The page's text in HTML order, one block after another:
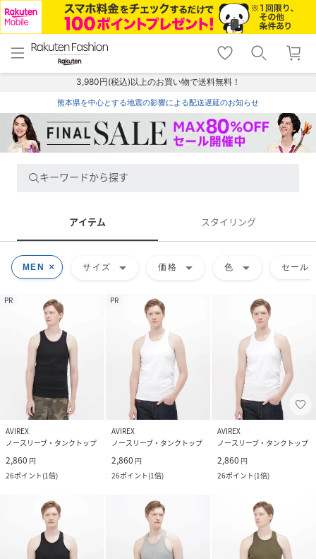
menu home
トップ
shopping_cart lock_outline
ログイン
3,980円(税込)以上のお買い物で送料無料！
熊本県を中心とする地震の影響による配送遅延のお知らせ
キーワードから探す
アイテム スタイリング
MEN サイズ arrow_drop_down 価格 arrow_drop_down 色 arrow_drop_down セール
PR
AVIREX
ノースリーブ・タンクトップ
2,860 円
26ポイント(1倍)
PR
AVIREX
ノースリーブ・タンクトップ
2,860 円
26ポイント(1倍)
AVIREX
ノースリーブ・タンクトップ
2,860 円
26ポイント(1倍)